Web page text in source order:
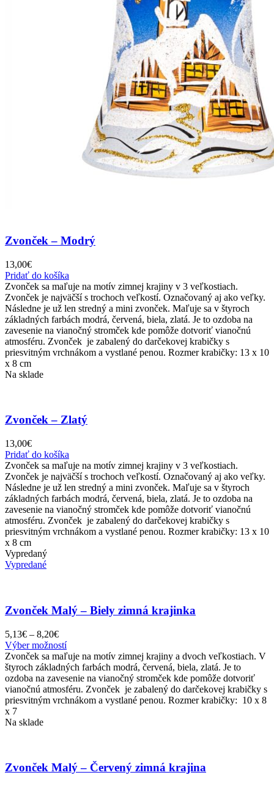
Zvonček – Modrý
13,00€
Pridať do košíka
Zvonček sa maľuje na motív zimnej krajiny v 3 veľkostiach.
Zvonček je najväčší s trochoch veľkostí. Označovaný aj ako veľky.
Následne je už len stredný a mini zvonček. Maľuje sa v štyroch
základných farbách modrá, červená, biela, zlatá. Je to ozdoba na
zavesenie na vianočný stromček kde pomôže dotvoriť vianočnú
atmosféru. Zvonček je zabalený do darčekovej krabičky s
priesvitným vrchnákom a vystlané penou. Rozmer krabičky: 13 x 10
x 8 cm
Na sklade
Zvonček – Zlatý
13,00€
Pridať do košíka
Zvonček sa maľuje na motív zimnej krajiny v 3 veľkostiach.
Zvonček je najväčší s trochoch veľkostí. Označovaný aj ako veľky.
Následne je už len stredný a mini zvonček. Maľuje sa v štyroch
základných farbách modrá, červená, biela, zlatá. Je to ozdoba na
zavesenie na vianočný stromček kde pomôže dotvoriť vianočnú
atmosféru. Zvonček je zabalený do darčekovej krabičky s
priesvitným vrchnákom a vystlané penou. Rozmer krabičky: 13 x 10
x 8 cm
Vypredaný
Vypredané
Zvonček Malý – Biely zimná krajinka
5,13€ – 8,20€Price
range:
5,13€
through
8,20€
Výber možnostíTento
produkt
má
viacero
variantov.
Možnosti
produktu.
Zvonček sa maľuje na motív zimnej krajiny a dvoch veľkostiach. V
štyroch základných farbách modrá, červená, biela, zlatá. Je to
ozdoba na zavesenie na vianočný stromček kde pomôže dotvoriť
vianočnú atmosféru. Zvonček je zabalený do darčekovej krabičky s
priesvitným vrchnákom a vystlané penou. Rozmer krabičky: 10 x 8
x 7
Na sklade
Zvonček Malý – Červený zimná krajina